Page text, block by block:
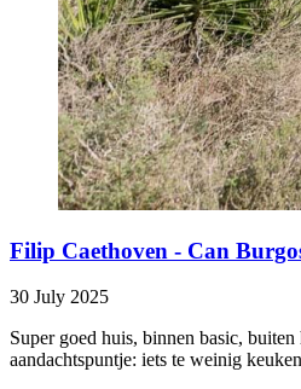
Filip Caethoven - Can
30 July 2025
Super goed huis, binnen basic,
aandachtspuntje: iets te weinig